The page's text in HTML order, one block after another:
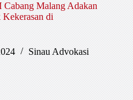
Malang Adakan
Kekerasan di
Sinau Advokasi